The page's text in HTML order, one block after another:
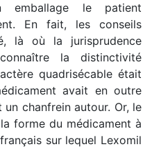
emballage le patient
En fait, les conseils
là où la jurisprudence
la distinctivité
quadrisécable était
avait en outre
chanfrein autour. Or, le
forme du médicament à
sur lequel Lexomil